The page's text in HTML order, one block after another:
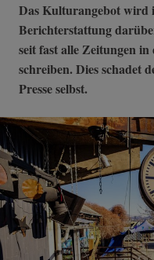
Das Kulturangebot wird
Berichterstattung
seit fast alle Zeitungen
schreiben. Dies schadet
Presse selbst.